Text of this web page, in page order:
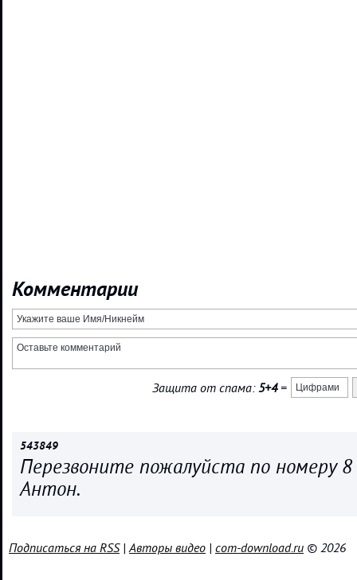
Комментарии
Защита от спама:5+4=
543849
Перезвоните пожалуйста по номеру
Антон.
Подписаться на RSS|Авторы видео | com-download.ru © 2026